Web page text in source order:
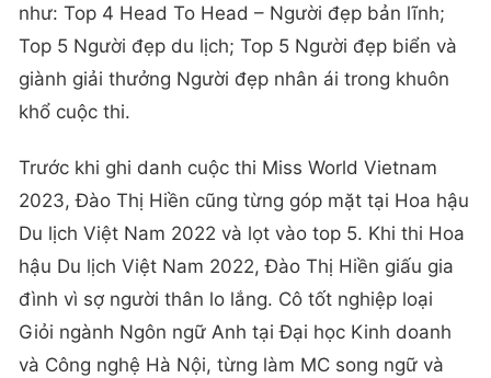
như: Top 4 Head To Head – Người đẹp bản lĩnh;
Top 5 Người đẹp du lịch; Top 5 Người đẹp biển và
giành giải thưởng Người đẹp nhân ái trong khuôn
khổ cuộc thi.
Trước khi ghi danh cuộc thi Miss World Vietnam
2023, Đào Thị Hiền cũng từng góp mặt tại Hoa hậu
Du lịch Việt Nam 2022 và lọt vào top 5. Khi thi Hoa
hậu Du lịch Việt Nam 2022, Đào Thị Hiền giấu gia
đình vì sợ người thân lo lắng. Cô tốt nghiệp loại
Giỏi ngành Ngôn ngữ Anh tại Đại học Kinh doanh
và Công nghệ Hà Nội, từng làm MC song ngữ và